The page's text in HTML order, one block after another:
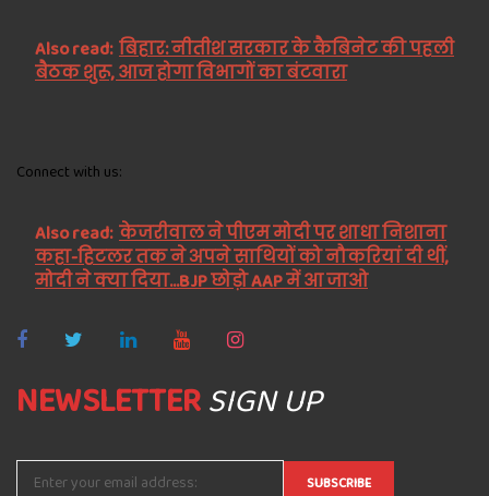
Also read: बिहार: नीतीश सरकार के कैबिनेट की पहली
बैठक शुरू, आज होगा विभागों का बंटवारा
Connect with us:
Also read: केजरीवाल ने पीएम मोदी पर शाधा निशाना
कहा-हिटलर तक ने अपने साथियों को नौकरियां दी थीं,
मोदी ने क्या दिया...BJP छोड़ो AAP में आ जाओ
NEWSLETTERSIGN UP